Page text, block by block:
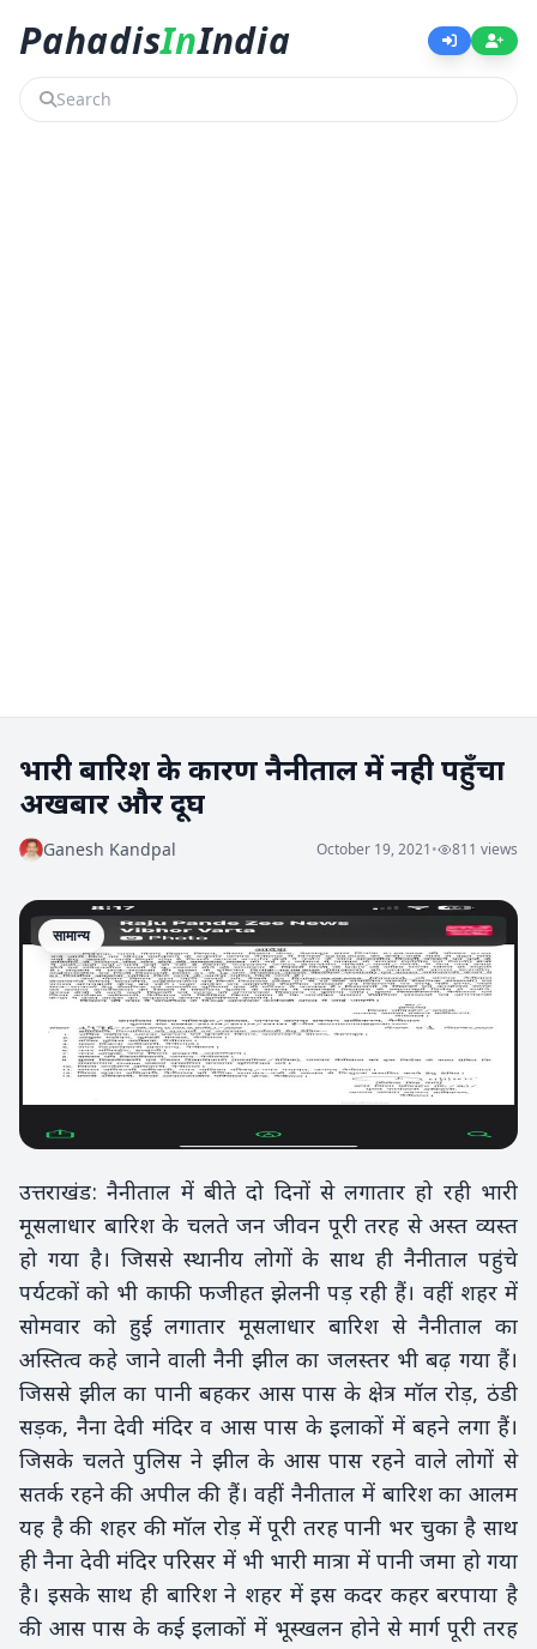
PahadisInIndia
भारी बारिश के कारण नैनीताल में नही पहुँचा
अखबार और दूघ
Ganesh Kandpal October 19, 2021• 811 views
सामान्य
उत्तराखंड: नैनीताल में बीते दो दिनों से लगातार हो रही भारी
मूसलाधार बारिश के चलते जन जीवन पूरी तरह से अस्त व्यस्त
हो गया है। जिससे स्थानीय लोगों के साथ ही नैनीताल पहुंचे
पर्यटकों को भी काफी फजीहत झेलनी पड़ रही हैं। वहीं शहर में
सोमवार को हुई लगातार मूसलाधार बारिश से नैनीताल का
अस्तित्व कहे जाने वाली नैनी झील का जलस्तर भी बढ़ गया हैं।
जिससे झील का पानी बहकर आस पास के क्षेत्र मॉल रोड़, ठंडी
सड़क, नैना देवी मंदिर व आस पास के इलाकों में बहने लगा हैं।
जिसके चलते पुलिस ने झील के आस पास रहने वाले लोगों से
सतर्क रहने की अपील की हैं। वहीं नैनीताल में बारिश का आलम
यह है की शहर की मॉल रोड़ में पूरी तरह पानी भर चुका है साथ
ही नैना देवी मंदिर परिसर में भी भारी मात्रा में पानी जमा हो गया
है। इसके साथ ही बारिश ने शहर में इस कदर कहर बरपाया है
की आस पास के कई इलाकों में भूस्खलन होने से मार्ग पूरी तरह